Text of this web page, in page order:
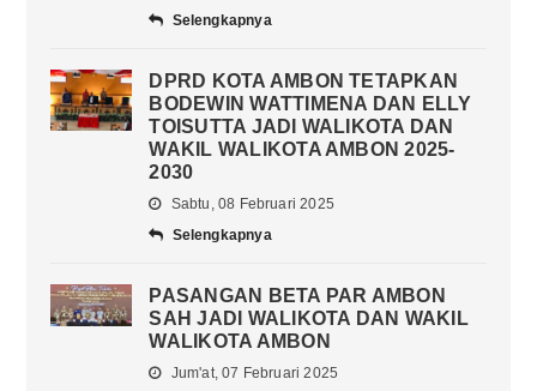
Selengkapnya
DPRD KOTA AMBON TETAPKAN
BODEWIN WATTIMENA DAN ELLY
TOISUTTA JADI WALIKOTA DAN
WAKIL WALIKOTA AMBON 2025-
2030
Sabtu, 08 Februari 2025
Selengkapnya
PASANGAN BETA PAR AMBON
SAH JADI WALIKOTA DAN WAKIL
WALIKOTA AMBON
Jum'at, 07 Februari 2025